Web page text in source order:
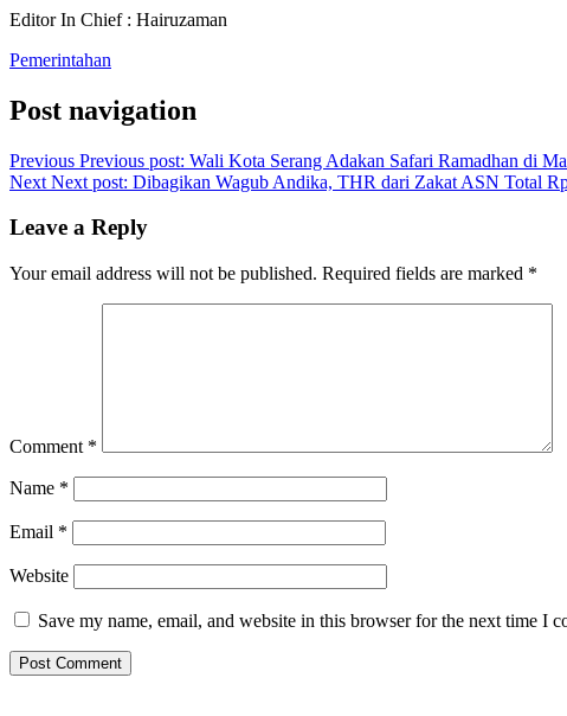
Editor In Chief : Hairuzaman
Pemerintahan
Post navigation
Previous Previous post: Wali Kota Serang Adakan Safari Ramadhan di
Next Next post: Dibagikan Wagub Andika, THR dari Zakat ASN Total
Leave a Reply
Your email address will not be published. Required fields are marked *
Comment *
Name *
Email *
Website
Save my name, email, and website in this browser for the next time I